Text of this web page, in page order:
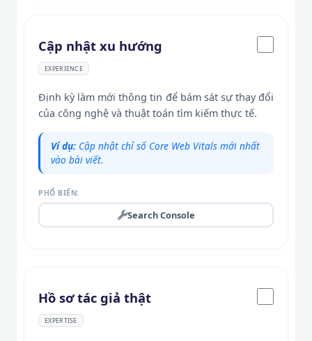
Cập nhật xu hướng
EXPERIENCE
Định kỳ làm mới thông tin để bám sát sự thay đổi
của công nghệ và thuật toán tìm kiếm thực tế.
Ví dụ: Cập nhật chỉ số Core Web Vitals mới nhất
vào bài viết.
PHỔ BIẾN:
Search Console
Hồ sơ tác giả thật
EXPERTISE